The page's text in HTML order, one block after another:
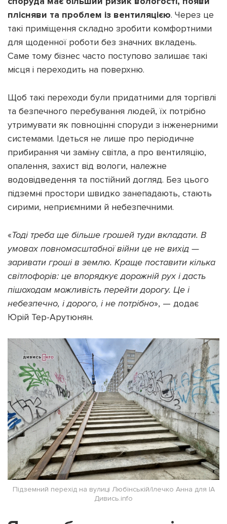
плісняви та проблем із вентиляцією. Через це
такі приміщення складно зробити комфортними
для щоденної роботи без значних вкладень.
Саме тому бізнес часто поступово залишає такі
місця і переходить на поверхню.
Щоб такі переходи були придатними для торгівлі
та безпечного перебування людей, їх потрібно
утримувати як повноцінні споруди з інженерними
системами. Ідеться не лише про періодичне
прибирання чи заміну світла, а про вентиляцію,
опалення, захист від вологи, належне
водовідведення та постійний догляд. Без цього
підземні простори швидко занепадають, стають
сирими, неприємними й небезпечними.
«Тоді треба ще більше грошей туди вкладати. В
умовах повномасштабної війни це не вихід —
заривати гроші в землю. Краще поставити кілька
світлофорів: це впорядкує дорожній рух і дасть
пішоходам можливість перейти дорогу. Це і
небезпечно, і дорого, і не потрібно», — додає
Юрій Тер-Арутюнян.
Підземний перехід на вулиці Любінській/Ілечко Анна для ІА
Дивись.info